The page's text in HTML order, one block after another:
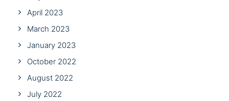
April 2023
March 2023
January 2023
October 2022
August 2022
July 2022